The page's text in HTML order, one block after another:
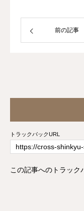
前の記事
トラックバックURL
この記事へのトラック